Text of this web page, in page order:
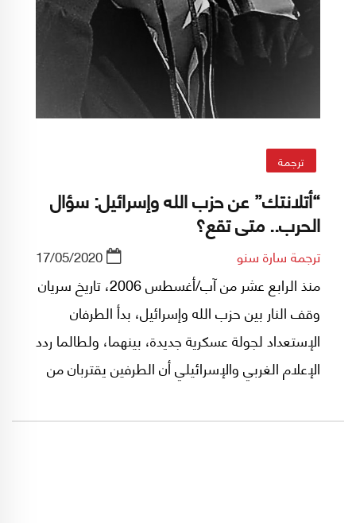
ترجمة
“أتلانتك” عن حزب الله وإسرائيل: سؤال
الحرب.. متى تقع؟
ترجمة سارة سنو 17/05/2020
منذ الرابع عشر من آب/أغسطس 2006، تاريخ سريان
وقف النار بين حزب الله وإسرائيل، بدأ الطرفان
الإستعداد لجولة عسكرية جديدة، بينهما، ولطالما ردد
الإعلام الغربي والإسرائيلي أن الطرفين يقتربان من
الحروب التي خاضها حزب الله وإسرائيل منذ مطلع